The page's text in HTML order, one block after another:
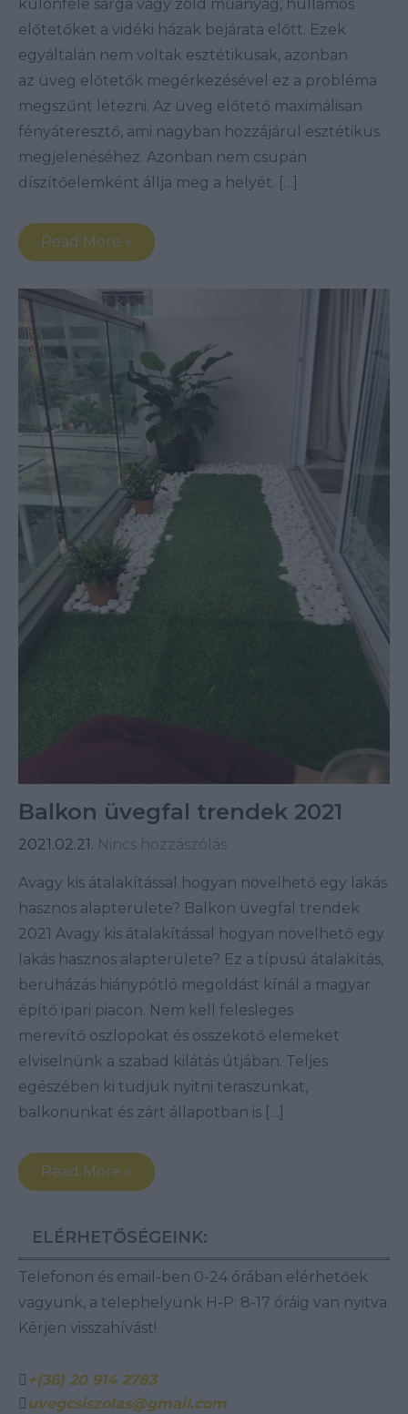
különféle sárga vagy zöld műanyag, hullámos
előtetőket a vidéki házak bejárata előtt. Ezek
egyáltalán nem voltak esztétikusak, azonban
az üveg előtetők megérkezésével ez a probléma
megszűnt létezni. Az üveg előtető maximálisan
fényáteresztő, ami nagyban hozzájárul esztétikus
megjelenéséhez. Azonban nem csupán
díszítőelemként állja meg a helyét. […]
Read More »
Balkon üvegfal trendek 2021
2021.02.21. Nincs hozzászólás
Avagy kis átalakítással hogyan növelhető egy lakás
hasznos alapterülete? Balkon üvegfal trendek
2021 Avagy kis átalakítással hogyan növelhető egy
lakás hasznos alapterülete? Ez a típusú átalakítás,
beruházás hiánypótló megoldást kínál a magyar
építő ipari piacon. Nem kell felesleges
merevítő oszlopokat és összekötő elemeket
elviselnünk a szabad kilátás útjában. Teljes
egészében ki tudjuk nyitni teraszunkat,
balkonunkat és zárt állapotban is […]
Read More »
ELÉRHETŐSÉGEINK:
Telefonon és email-ben 0-24 órában elérhetőek
vagyunk, a telephelyünk H-P: 8-17 óráig van nyitva.
Kérjen visszahívást!
+(36) 20 914 2783
uvegcsiszolas@gmail.com